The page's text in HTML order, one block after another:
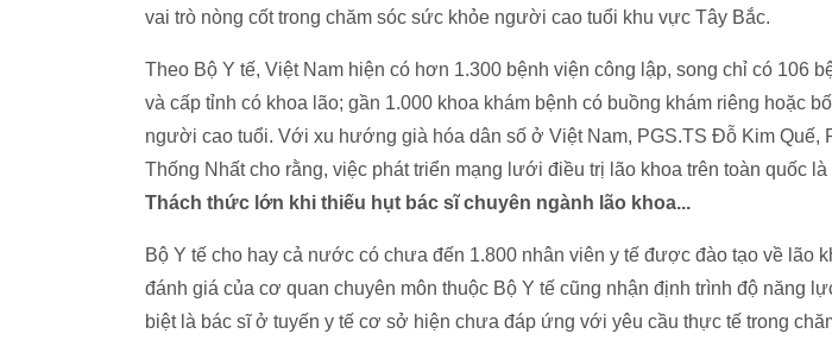
vai trò nòng cốt trong chăm sóc sức khỏe người cao tuổi khu vực Tây Bắc.
Theo Bộ Y tế, Việt Nam hiện có hơn 1.300 bệnh viện công lập, song chỉ có 106
và cấp tỉnh có khoa lão; gần 1.000 khoa khám bệnh có buồng khám riêng hoặc
người cao tuổi. Với xu hướng già hóa dân số ở Việt Nam, PGS.TS Đỗ Kim Quế,
Thống Nhất cho rằng, việc phát triển mạng lưới điều trị lão khoa trên toàn quốc là
Thách thức lớn khi thiếu hụt bác sĩ chuyên ngành lão khoa...
Bộ Y tế cho hay cả nước có chưa đến 1.800 nhân viên y tế được đào tạo về lão
đánh giá của cơ quan chuyên môn thuộc Bộ Y tế cũng nhận định trình độ năng
biệt là bác sĩ ở tuyến y tế cơ sở hiện chưa đáp ứng với yêu cầu thực tế trong